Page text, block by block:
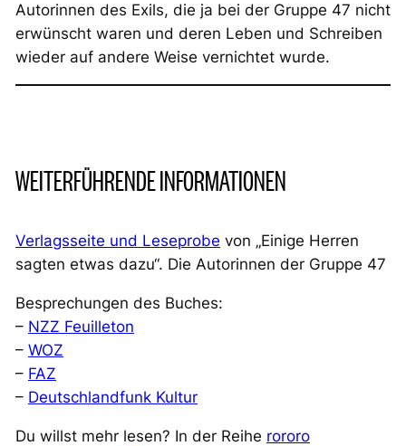
Autorinnen des Exils, die ja bei der Gruppe 47 nicht
erwünscht waren und deren Leben und Schreiben
wieder auf andere Weise vernichtet wurde.
WEITERFÜHRENDE INFORMATIONEN
Verlagsseite und Leseprobe von „Einige Herren
sagten etwas dazu“. Die Autorinnen der Gruppe 47
Besprechungen des Buches:
– NZZ Feuilleton
– WOZ
– FAZ
– Deutschlandfunk Kultur
Du willst mehr lesen? In der Reihe rororo